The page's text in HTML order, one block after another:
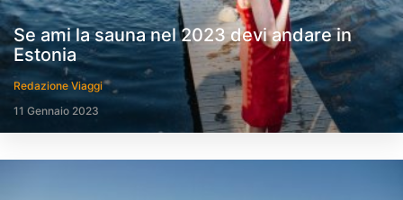
Se ami la sauna nel 2023 devi andare in
Estonia
Redazione Viaggi
11 Gennaio 2023